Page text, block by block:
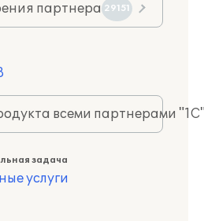
партнера 29151
всеми партнерами
задача
услуги